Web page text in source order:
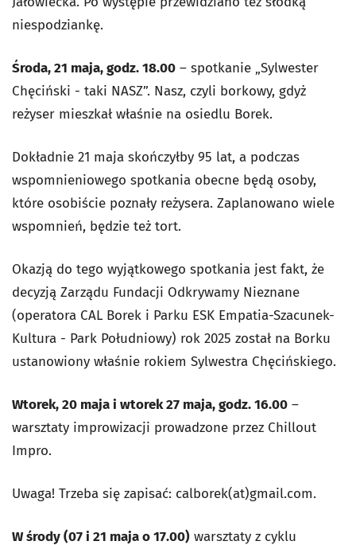
niespodziankę.
Środa, 21 maja, godz. 18.00 – spotkanie „Sylwester
Chęciński - taki NASZ”. Nasz, czyli borkowy, gdyż
reżyser mieszkał właśnie na osiedlu Borek.
Dokładnie 21 maja skończyłby 95 lat, a podczas
wspomnieniowego spotkania obecne będą osoby,
które osobiście poznały reżysera. Zaplanowano wiele
wspomnień, będzie też tort.
Okazją do tego wyjątkowego spotkania jest fakt, że
decyzją Zarządu Fundacji Odkrywamy Nieznane
(operatora CAL Borek i Parku ESK Empatia-Szacunek-
Kultura - Park Południowy) rok 2025 został na Borku
ustanowiony właśnie rokiem Sylwestra Chęcińskiego.
Wtorek, 20 maja i wtorek 27 maja, godz. 16.00 –
warsztaty improwizacji prowadzone przez Chillout
Impro.
Uwaga! Trzeba się zapisać: calborek(at)gmail.com.
W środy (07 i 21 maja o 17.00) warsztaty z cyklu